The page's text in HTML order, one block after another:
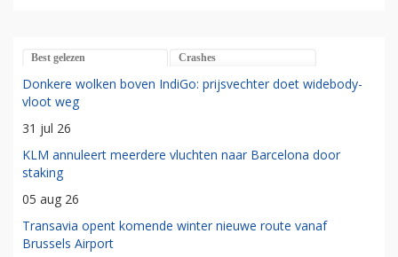
Best gelezen Crashes
Donkere wolken boven IndiGo: prijsvechter doet widebody-
vloot weg
31 jul 26
KLM annuleert meerdere vluchten naar Barcelona door
staking
05 aug 26
Transavia opent komende winter nieuwe route vanaf
Brussels Airport